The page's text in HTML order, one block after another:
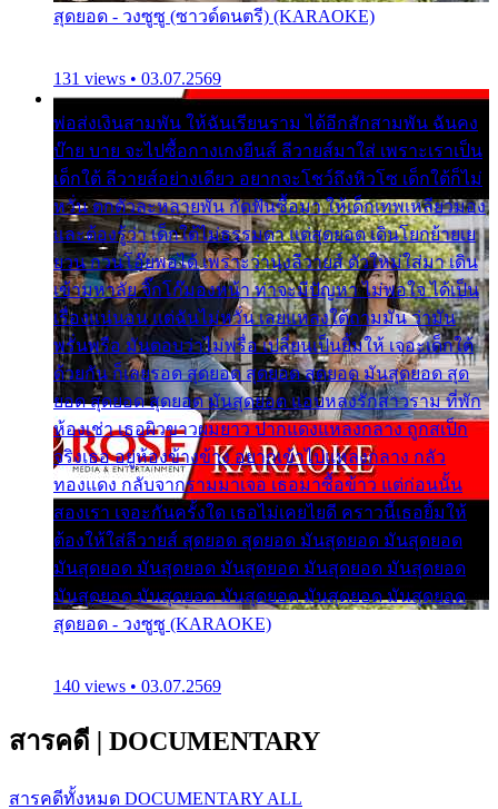
สุดยอด - วงซูซู (ซาวด์ดนตรี) (KARAOKE)
131 views • 03.07.2569
พ่อส่งเงินสามพัน ให้ฉันเรียนราม ได้อีกสักสามพัน ฉันคง
บ๊าย บาย จะไปซื้อกางเกงยีนส์ ลีวายส์มาใส่ เพราะเราเป็น
เด็กใต้ ลีวายส์อย่างเดียว อยากจะโชว์ถึงหิวโซ เด็กใต้ก็ไม่
หวั่น ตกตัวละหลายพัน กัดฟันซื้อมา ให้เด็กเทพเหลียวมอง
และต้องรู้ว่า เด็กใต้ไม่ธรรมดา แต่สุดยอด เดินโยกย้ายเย
ยวน กวนโอ๊ยพอได้ เพราะว่านุ่งลีวายส์ ตัวใหม่ใส่มา เดิน
เข้ามหาลัย จิ๊กโก๊มองหน้า ท่าจะมีปัญหา ไม่พอใจ ได้เป็น
เรื่องแน่นอน แต่ฉันไม่หวั่น เลยแหลงใต้ถามมัน ว่ามัน
พรั่นพรือ มันตอบว่าไม่พรื่อ เปลี่ยนเป็นยิ้มให้ เจอะเด็กใต้
ด้วยกัน ก็เลยรอด สุดยอด สุดยอด สุดยอด มันสุดยอด สุด
ยอด สุดยอด สุดยอด มันสุดยอด แอบหลงรักสาวราม ที่พัก
ห้องเช่า เธอผิวขาวผมยาว ปากแดงแหลงกลาง ถูกสเป็ก
จริงเธอ อยู่ห้องข้างข้าง อยากเข้าไปแหลงกลาง กลัว
ทองแดง กลับจากรามมาเจอ เธอมาซื้อข้าว แต่ก่อนนั้น
สองเรา เจอะกันครั้งใด เธอไม่เคยไยดี คราวนี้เธอยิ้มให้
ต้องให้ใส่ลีวายส์ สุดยอด สุดยอด มันสุดยอด มันสุดยอด
มันสุดยอด มันสุดยอด มันสุดยอด มันสุดยอด มันสุดยอด
มันสุดยอด มันสุดยอด มันสุดยอด มันสุดยอด มันสุดยอด
สุดยอด - วงซูซู (KARAOKE)
140 views • 03.07.2569
สารคดี | DOCUMENTARY
สารคดีทั้งหมด DOCUMENTARY ALL